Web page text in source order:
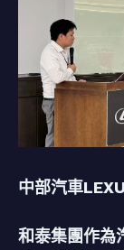
中部汽車
和泰集團作為